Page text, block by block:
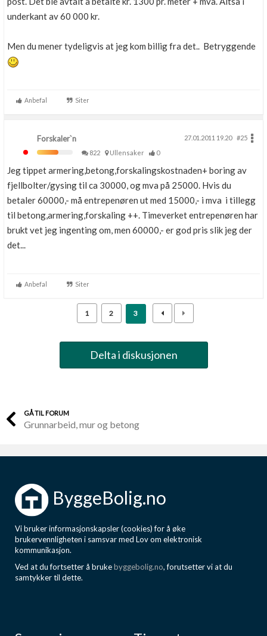
underkant av 60 000 kr.
Men du mener tydeligvis at jeg kom billig fra det.. Betryggende
Anbefal Siter
Forskaler`n 27.01.2011 19.20
#25
822
Ullensaker 0
Jeg tippet armering,betong,forskalingskostnaden+ boring av
fjellbolter/gysing til ca 30000, og mva på 25000. Hvis du
betaler 60000,- må entrepenøren ut med 15000,- i mva i tillegg
til betong,armering,forskaling ++. Timeverket entrepenøren har
brukt vet jeg ingenting om, men 60000,- er god pris slik jeg der
det...
Anbefal Siter
1 2 3
Delta i diskusjonen
GÅ TIL FORUM
Grunnarbeid, mur og betong
ByggeBolig.no
Vi bruker informasjonskapsler (cookies) for å øke
brukervennligheten i samsvar med Lov om elektronisk
kommunikasjon.
Ved at du fortsetter å brukebyggebolig.no, forutsetter vi at du
samtykker til dette.